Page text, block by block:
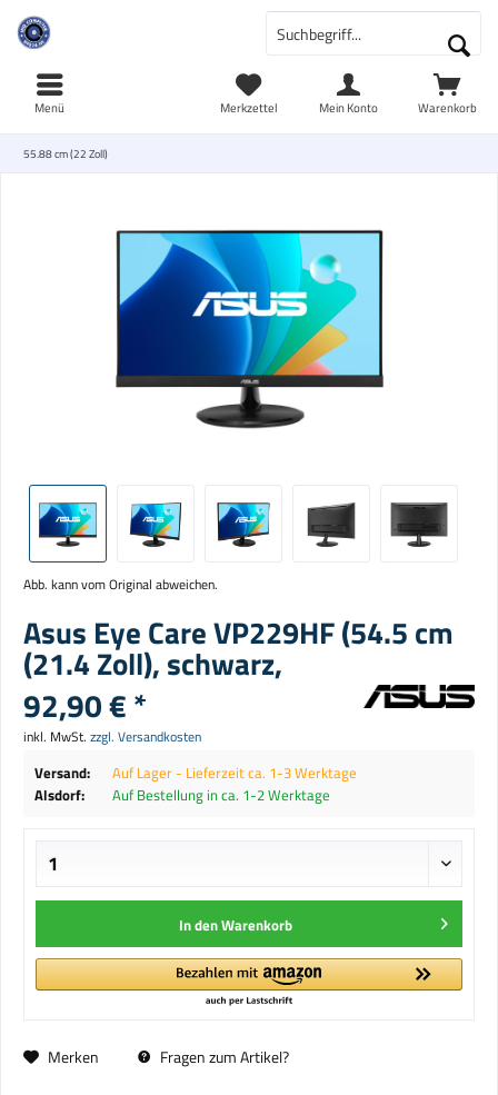
Warenkorb
Merkzettel Mein Konto
Menü
55.88 cm (22 Zoll)
Abb. kann vom Original abweichen.
Asus Eye Care VP229HF (54.5 cm
(21.4 Zoll), schwarz,
92,90 € *
inkl. MwSt. zzgl. Versandkosten
Versand:
Auf Lager - Lieferzeit ca. 1-3 Werktage
Alsdorf:
Auf Bestellung in ca. 1-2 Werktage
In denWarenkorb
Merken Fragen zum Artikel?